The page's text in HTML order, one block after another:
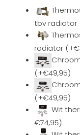
tbv radiator
radiator
(+€49,95)
(+€49,95)
Wit
€74,95)